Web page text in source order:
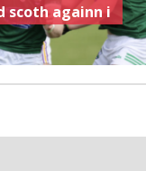
scoth againn i